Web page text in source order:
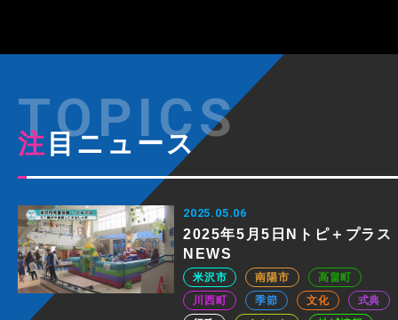
注目ニュース
2025.05.06
2025年5月5日Nトピ＋プラス
NEWS
米沢市 南陽市
高畠町
川西町
季節 文化
式典